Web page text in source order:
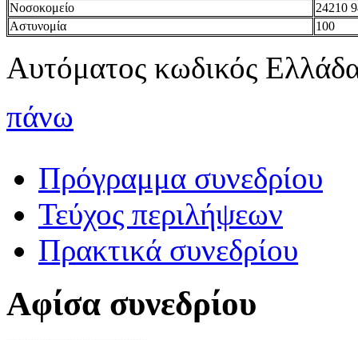
Νοσοκομείο
24210
Αστυνομία
100
Αυτόματος κωδικός
πάνω
Πρόγραμμα συνεδρίου
Τεύχος περιλήψεων
Πρακτικά συνεδρίου
Αφίσα συνεδρίου